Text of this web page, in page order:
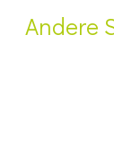
Andere